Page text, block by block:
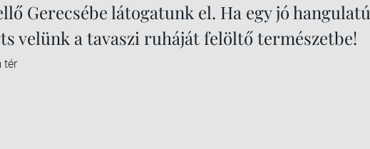
Gerecsébe látogatunk el. Ha egy jó hangulatú
velünk a tavaszi ruháját felöltő természetbe!
tér